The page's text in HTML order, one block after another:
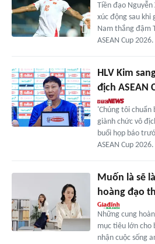
Tiền đạo Nguyễn
xúc động sau khi
Nam thắng đậm
ASEAN Cup 2026.
HLV Kim
địch ASEAN
'Chúng tôi
giành chức vô
buổi họp báo
ASEAN Cup 2026.
Muốn là sẽ
hoàng đạo
Những cung
mục tiêu lớn cho
nhận cuộc sống